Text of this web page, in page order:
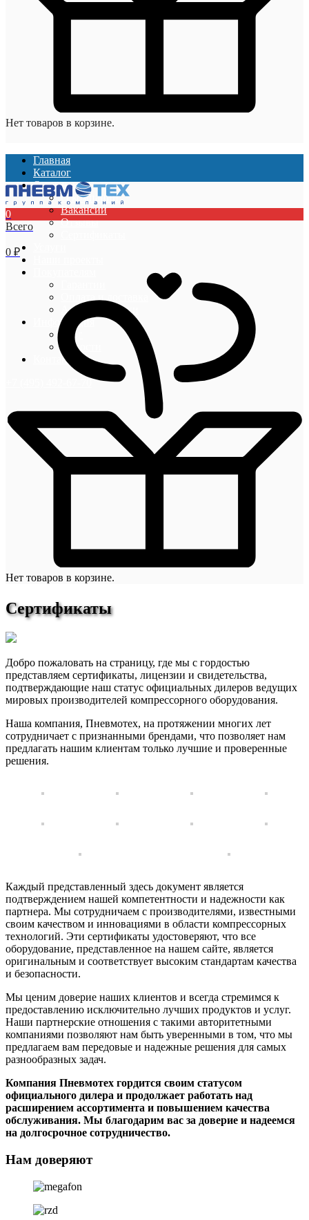
Нет товаров в корзине.
Главная
Каталог
О компании
О компании
Вакансии
Отзывы
Акции и скидки
Информация
Блог
Новости
Контакты
0
Всего
0 ₽
Нет товаров в корзине.
Сертификаты
Добро пожаловать на страницу, где мы с гордостью
представляем сертификаты, лицензии и свидетельства,
подтверждающие наш статус официальных дилеров ведущих
мировых производителей компрессорного оборудования.
Наша компания, Пневмотех, на протяжении многих лет
сотрудничает с признанными брендами, что позволяет нам
предлагать нашим клиентам только лучшие и проверенные
решения.
Каждый представленный здесь документ является
подтверждением нашей компетентности и надежности как
партнера. Мы сотрудничаем с производителями, известными
своим качеством и инновациями в области компрессорных
технологий. Эти сертификаты удостоверяют, что все
оборудование, представленное на нашем сайте, является
оригинальным и соответствует высоким стандартам качества
и безопасности.
Мы ценим доверие наших клиентов и всегда стремимся к
предоставлению исключительно лучших продуктов и услуг.
Наши партнерские отношения с такими авторитетными
компаниями позволяют нам быть уверенными в том, что мы
предлагаем вам передовые и надежные решения для самых
разнообразных задач.
Компания Пневмотех гордится своим статусом
официального дилера и продолжает работать над
расширением ассортимента и повышением качества
обслуживания. Мы благодарим вас за доверие и надеемся
на долгосрочное сотрудничество.
Нам доверяют